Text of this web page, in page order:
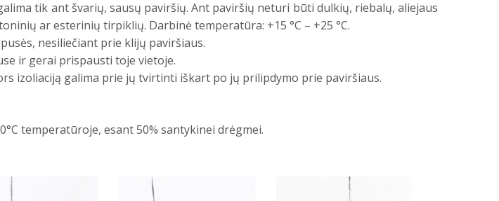
tik ant švarių, sausų paviršių. Ant paviršių neturi būti dulkių, riebalų, aliejaus
ar esterinių tirpiklių. Darbinė temperatūra: +15 °C – +25 °C.
nesiliečiant prie klijų paviršiaus.
ir gerai prispausti toje vietoje.
izoliaciją galima prie jų tvirtinti iškart po jų prilipdymo prie paviršiaus.
temperatūroje, esant 50% santykinei drėgmei.